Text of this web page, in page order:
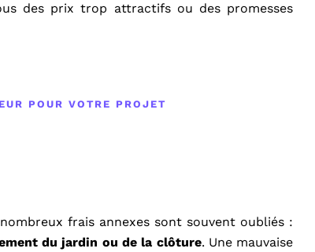
des prix trop attractifs ou des promesses
POUR VOTRE PROJET
frais annexes sont souvent oubliés :
du jardin ou de la clôture. Une mauvaise